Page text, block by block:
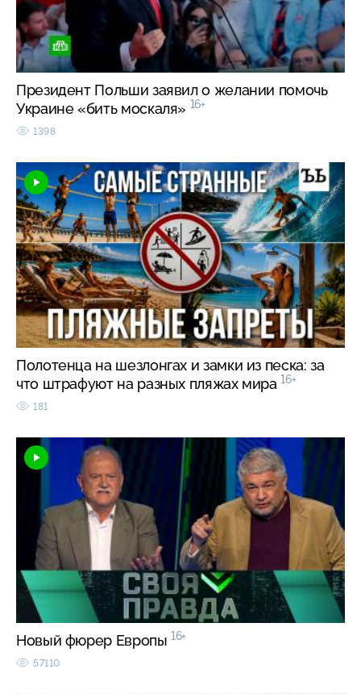
Президент Польши заявил о желании помочь
Украине «бить москаля» 16+
1398
Полотенца на шезлонгах и замки из песка: за
что штрафуют на разных пляжах мира 16+
181
Новый фюрер Европы 16+
57110